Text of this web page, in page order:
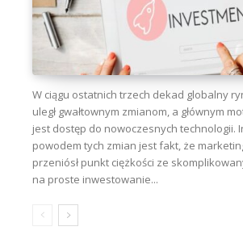
W ciągu ostatnich trzech dekad globalny
uległ gwałtownym zmianom, a głównym
jest dostęp do nowoczesnych technologii.
powodem tych zmian jest fakt, że
przeniósł punkt ciężkości ze
na proste inwestowanie...